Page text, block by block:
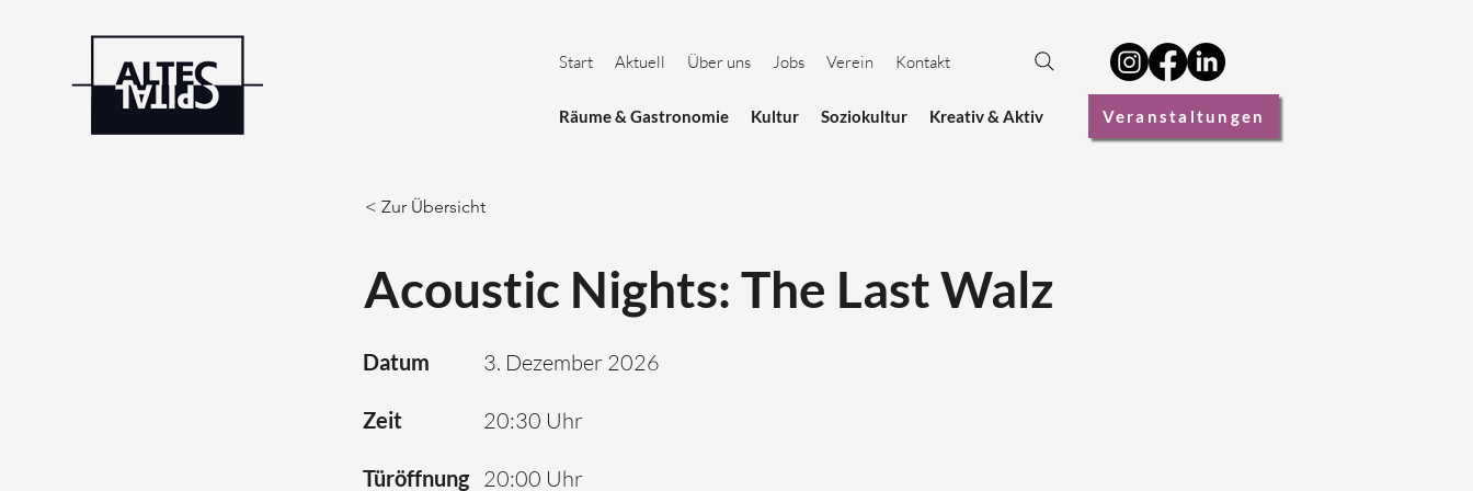
Start Aktuell Über uns Jobs Verein Kontakt
Räume & Gastronomie Kultur Soziokultur Kreativ & Aktiv Veranstaltungen
< Zur Übersicht
Acoustic Nights: The Last Walz
Datum 3. Dezember 2026
Zeit 20:30 Uhr
Türöffnung 20:00 Uhr